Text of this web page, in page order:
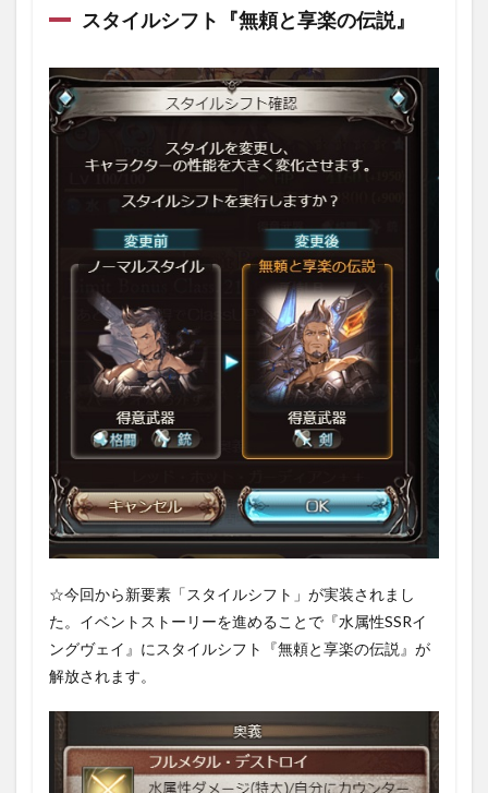
2.4.1
法
性能
2.5
2.5.1
スカス
骸晶」
「レジ
ェンド
ガチャ
チケッ
ト」な
ど
イベ
ント
構成
第1話
エン
ディ
ング
ント
バト
ル
スタイルシフト『無頼と享楽の伝説』
☆今回から新要素「スタイルシフト」が実装されまし
た。イベントストーリーを進めることで『水属性SSRイ
ングヴェイ』にスタイルシフト『無頼と享楽の伝説』が
解放されます。